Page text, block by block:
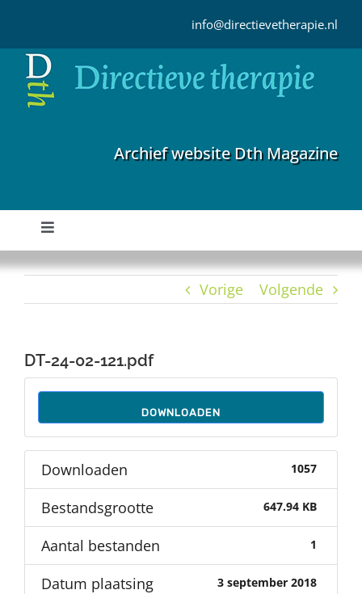
inhoud
info@directievetherapie.nl
Archief website Dth Magazine
Toggle
Navigation
Home
Auteurs
Over Dth
Contact
Vorige Volgende
DT-24-02-121.pdf
DOWNLOADEN
Downloaden 1057
Bestandsgrootte 647.94 KB
Aantal bestanden 1
Datum plaatsing 3 september 2018